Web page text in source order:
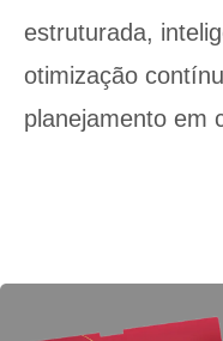
estruturada,
otimização
planejamento em